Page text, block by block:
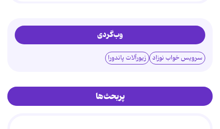
وب‌گردی
سرویس خواب نوزاد زیورآلات پاندورا
پربحث‌ها